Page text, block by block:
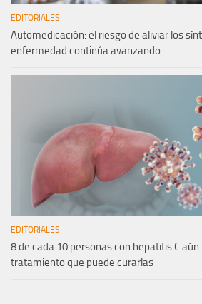
EDITORIALES
Automedicación: el riesgo de aliviar los
enfermedad continúa avanzando
EDITORIALES
8 de cada 10 personas con hepatitis C
tratamiento que puede curarlas